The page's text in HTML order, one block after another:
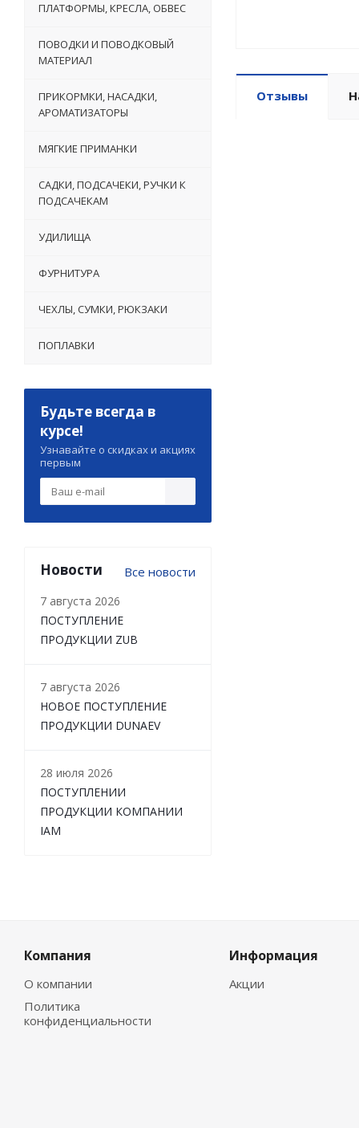
Отзывы
ПЛАТФОРМЫ, КРЕСЛА, ОБВЕС
ПОВОДКИ И ПОВОДКОВЫЙ
МАТЕРИАЛ
ПРИКОРМКИ, НАСАДКИ,
АРОМАТИЗАТОРЫ
МЯГКИЕ ПРИМАНКИ
САДКИ, ПОДСАЧЕКИ, РУЧКИ К
ПОДСАЧЕКАМ
УДИЛИЩА
ФУРНИТУРА
ЧЕХЛЫ, СУМКИ, РЮКЗАКИ
ПОПЛАВКИ
Будьте всегда в
курсе!
Узнавайте о скидках и акциях
первым
Новости Все новости
7 августа 2026
ПОСТУПЛЕНИЕ
ПРОДУКЦИИ ZUB
7 августа 2026
НОВОЕ ПОСТУПЛЕНИЕ
ПРОДУКЦИИ DUNAEV
28 июля 2026
ПОСТУПЛЕНИИ
ПРОДУКЦИИ КОМПАНИИ
IAM
Компания
О компании
Политика
конфиденциальности
Информация
Акции